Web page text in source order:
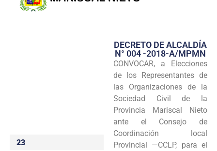
Transparencia
Seguridad
Programas
Intranet
23
DECRETO DE ALCALDÍA
N° 004 -2018-A/MPMN
CONVOCAR, a Elecciones
de los Representantes de
las Organizaciones de la
Sociedad Civil de la
Provincia Mariscal Nieto
ante el Consejo de
Coordinación local
Provincial —CCLP, para el